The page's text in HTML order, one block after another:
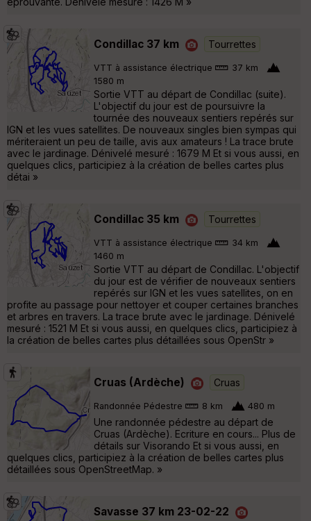
Condillac 37 km Tourrettes
VTT à assistance électrique
37 km
1580 m
Sortie VTT au départ de Condillac (suite).
L'objectif du jour est de poursuivre la
tournée des nouveaux sentiers repérés sur
IGN et les vues satellites. De nouveaux singles bien sympas qui
mériteraient un peu de taille, avis aux amateurs ! La trace brute
avec le jardinage. Dénivelé mesuré : 1679 M Et si vous aussi, en
quelques clics, participiez à la création de belles cartes plus
détai »
Condillac 35 km Tourrettes
VTT à assistance électrique
34 km
1460 m
Sortie VTT au départ de Condillac. L'objectif
du jour est de vérifier de nouveaux sentiers
repérés sur IGN et les vues satellites, on en
profite au passage pour nettoyer et couper certaines branches
et arbres en travers. La trace brute avec le jardinage. Dénivelé
mesuré : 1521 M Et si vous aussi, en quelques clics, participiez à
la création de belles cartes plus détaillées sous OpenStr »
Cruas (Ardèche) Cruas
Randonnée Pédestre 8 km 480 m
Une randonnée pédestre au départ de
Cruas (Ardèche). Ecriture en cours... Plus de
détails sur Visorando Et si vous aussi, en
quelques clics, participiez à la création de belles cartes plus
détaillées sous OpenStreetMap. »
Savasse 37 km 23-02-22